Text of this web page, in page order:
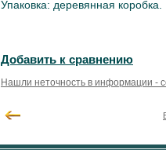
Упаковка: деревянная коробка.
Добавить к сравнению
Нашли неточность в информации -